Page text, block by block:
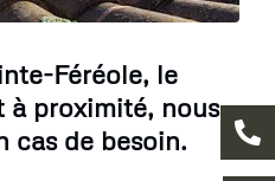
Féréole, le
à proximité, nous
cas de besoin.